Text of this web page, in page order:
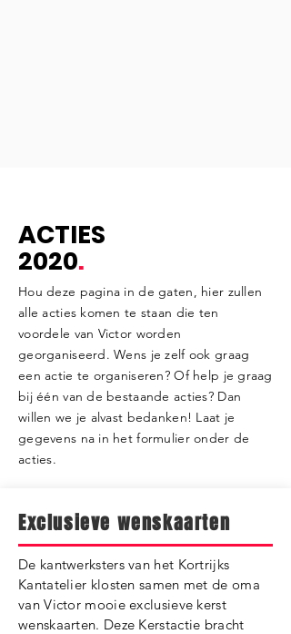
ACTIES
2020.
Hou deze pagina in de gaten, hier zullen
alle acties komen te staan die ten
voordele van Victor worden
georganiseerd. Wens je zelf ook graag
een actie te organiseren? Of help je graag
bij één van de bestaande acties? Dan
willen we je alvast bedanken! Laat je
gegevens na in het formulier onder de
acties.
Exclusieve wenskaarten
De kantwerksters van het Kortrijks
Kantatelier klosten samen met de oma
van Victor mooie exclusieve kerst
wenskaarten. Deze Kerstactie bracht